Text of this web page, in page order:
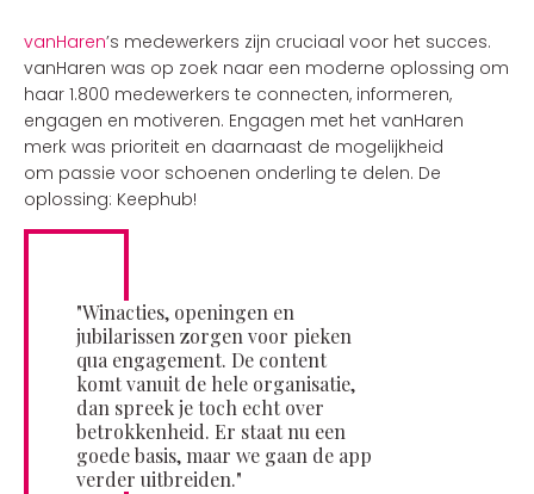
vanHaren’s medewerkers zijn cruciaal voor het succes.
vanHaren was op zoek naar een moderne oplossing om
haar 1.800 medewerkers te connecten, informeren,
engagen en motiveren. Engagen met het vanHaren
merk was prioriteit en daarnaast de mogelijkheid
om passie voor schoenen onderling te delen. De
oplossing: Keephub!
"Winacties, openingen en
jubilarissen zorgen voor pieken
qua engagement. De content
komt vanuit de hele organisatie,
dan spreek je toch echt over
betrokkenheid. Er staat nu een
goede basis, maar we gaan de app
verder uitbreiden."